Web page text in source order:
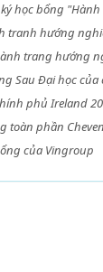
học bổng
tranh hướng
trang hướng
Sau Đại học của
phủ Ireland
toàn phần
của Vingroup